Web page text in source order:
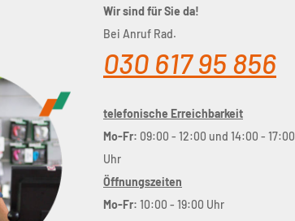
Wir sind für Sie da!
Bei Anruf Rad.
030 617 95 856
telefonische Erreichbarkeit
Mo-Fr: 09:00 - 12:00 und 14:00 - 17:00
Uhr
Öffnungszeiten
Mo-Fr: 10:00 - 19:00 Uhr